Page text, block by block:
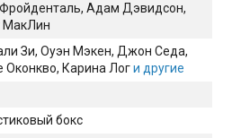
Адам Дэвидсон,
МакЛин
Зи, Оуэн Мэкен, Джон Седа,
Оконкво, Карина Логи другие
бокс